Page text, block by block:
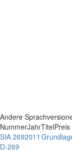
Andere
NummerJahrTitel
SIA 269
D-269
2011